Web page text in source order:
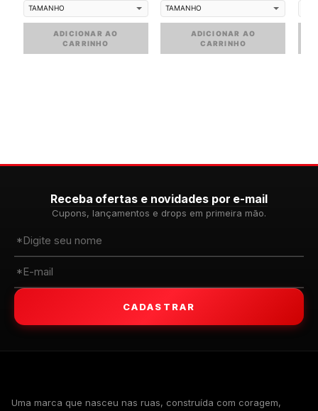
ADICIONAR AO
CARRINHO
ADICIONAR AO
CARRINHO
Receba ofertas e novidades por e-mail
Cupons, lançamentos e drops em primeira mão.
CADASTRAR
Uma marca que nasceu nas ruas, construída com coragem,